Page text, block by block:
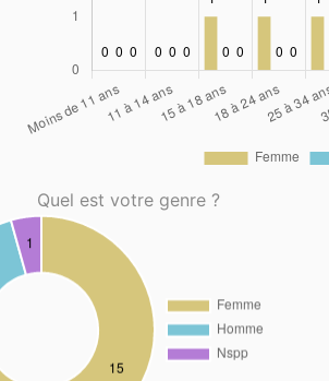
Quel est votre genre ?